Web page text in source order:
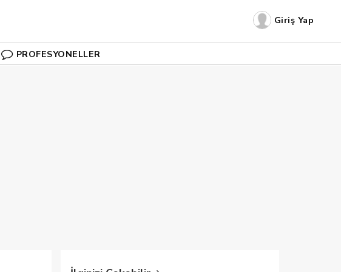
Giriş Yap
PROFESYONELLER